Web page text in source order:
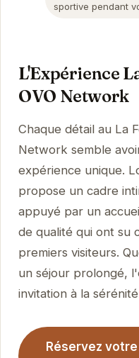
sportive pendant
L'Expérience
OVO Network
Chaque détail au La
Network semble
expérience unique.
propose un cadre
appuyé par un
de qualité qui ont su
premiers visiteurs.
un séjour prolongé,
invitation à la
Réservez votre